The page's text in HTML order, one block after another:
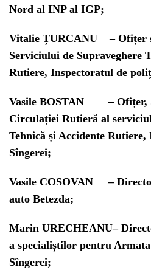
Nord al INP al IGP;
Vitalie ȚURCANU – Ofițer
Serviciului de Supraveghere
Rutiere, Inspectoratul de
Vasile BOSTAN – Ofițer,
Circulației Rutieră al
Tehnică și Accidente
Sîngerei;
Vasile COSOVAN
–
auto Betezda;
Marin URECHEANU–
a specialiștilor pentru
Sîngerei;